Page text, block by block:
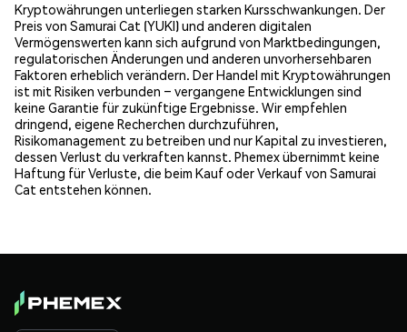
Kryptowährungen unterliegen starken Kursschwankungen. Der
Preis von Samurai Cat (YUKI) und anderen digitalen
Vermögenswerten kann sich aufgrund von Marktbedingungen,
regulatorischen Änderungen und anderen unvorhersehbaren
Faktoren erheblich verändern. Der Handel mit Kryptowährungen
ist mit Risiken verbunden – vergangene Entwicklungen sind
keine Garantie für zukünftige Ergebnisse. Wir empfehlen
dringend, eigene Recherchen durchzuführen,
Risikomanagement zu betreiben und nur Kapital zu investieren,
dessen Verlust du verkraften kannst. Phemex übernimmt keine
Haftung für Verluste, die beim Kauf oder Verkauf von Samurai
Cat entstehen können.